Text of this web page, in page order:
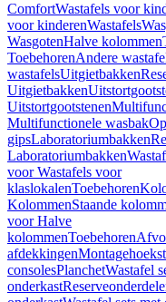
ComfortWastafels voor
voor kinderenWastafels
WasgotenHalve kolommen
ToebehorenAndere
wastafelsUitgietbakken
Uitgietbakken
Uitstortgootstenen
Multifunctionele wasbak
gipsLaboratoriumbakken
Laboratoriumbakken
voor Wastafels voor
klaslokalenToebehoren
KolommenStaande
voor Halve
kolommenToebehoren
afdekkingen
consolesPlanchetWastafel
onderkast